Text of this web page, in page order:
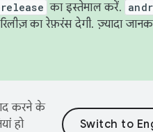
का इस्तेमाल करें.
का रेफ़रंस देगी. ज़्यादा
करने के
हो